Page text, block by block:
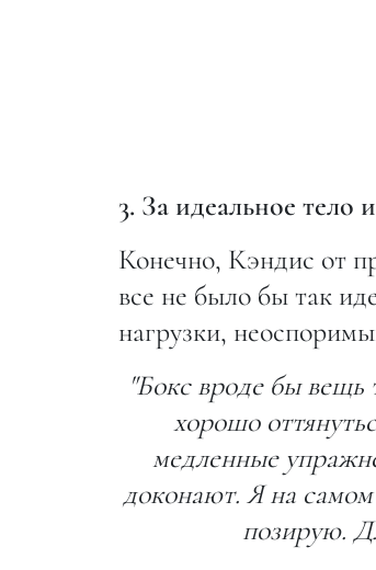
3. За идеальное
Конечно, Кэндис от
все не было бы так
нагрузки,
"Бокс вроде бы вещь
хорошо
медленные
доконают. Я на
позирую.